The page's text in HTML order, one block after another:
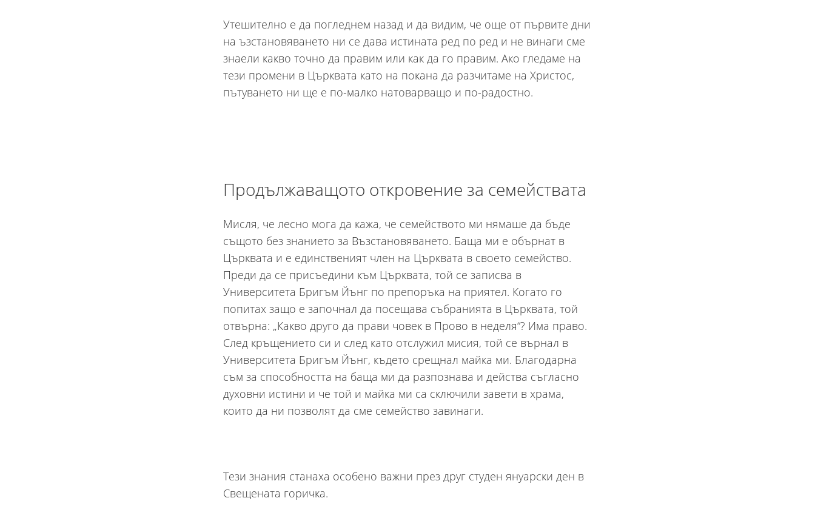
Утешително е да погледнем назад и да видим, че още от първите дни
на ъзстановяването ни се дава истината ред по ред и не винаги сме
знаели какво точно да правим или как да го правим. Ако гледаме на
тези промени в Църквата като на покана да разчитаме на Христос,
пътуването ни ще е по-малко натоварващо и по-радостно.
Продължаващото откровение за семействата
Мисля, че лесно мога да кажа, че семейството ми нямаше да бъде
същото без знанието за Възстановяването. Баща ми е обърнат в
Църквата и е единственият член на Църквата в своето семейство.
Преди да се присъедини към Църквата, той се записва в
Университета Бригъм Йънг по препоръка на приятел. Когато го
попитах защо е започнал да посещава събранията в Църквата, той
отвърна: „Какво друго да прави човек в Прово в неделя“? Има право.
След кръщението си и след като отслужил мисия, той се върнал в
Университета Бригъм Йънг, където срещнал майка ми. Благодарна
съм за способността на баща ми да разпознава и действа съгласно
духовни истини и че той и майка ми са сключили завети в храма,
които да ни позволят да сме семейство завинаги.
Тези знания станаха особено важни през друг студен януарски ден в
Свещената горичка.